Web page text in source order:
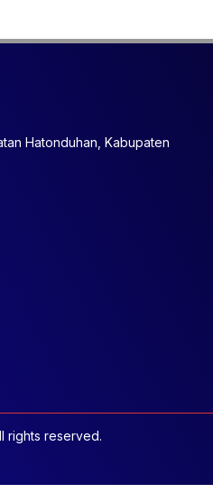
Hatonduhan, Kabupaten
rights reserved.